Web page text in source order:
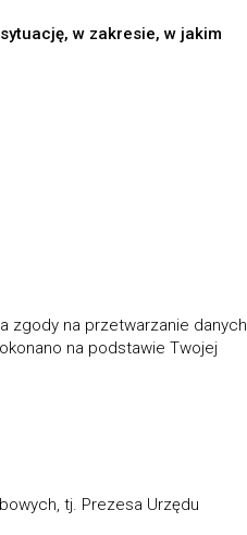
w zakresie, w jakim
zgody na przetwarzanie danych
na podstawie Twojej
tj. Prezesa Urzędu